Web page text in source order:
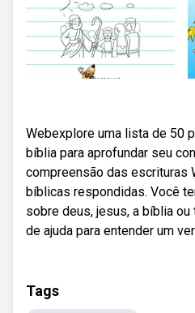
Webexplore uma lista de 50
bíblia para aprofundar seu
compreensão das escrituras
bíblicas respondidas. Você
sobre deus, jesus, a bíblia
de ajuda para entender um
Tags